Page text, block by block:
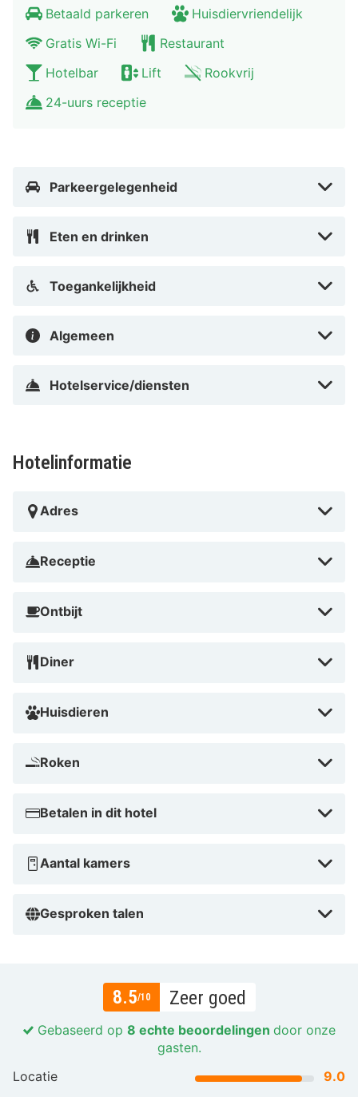
hotel kunt u tegen een toeslag vooraf een
parkeerplaats reserveren.
Automatisch vertaald door Google Translate
Betaald parkeren
Huisdiervriendelijk
Gratis Wi-Fi
Restaurant
Hotelbar
Lift
Rookvrij
24-uurs receptie
Parkeergelegenheid
Eten en drinken
Toegankelijkheid
Algemeen
Hotelservice/diensten
Hotelinformatie
Adres
Receptie
Ontbijt
Diner
Huisdieren
Roken
Betalen in dit hotel
Aantal kamers
Gesproken talen
8.5/10 Zeer goed
Gebaseerd op 8 echte beoordelingen door onze
gasten.
Locatie
9.0